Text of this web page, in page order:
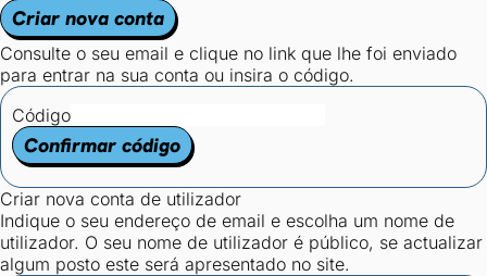
Criar nova conta
Consulte o seu email e clique no link que lhe foi enviado
para entrar na sua conta ou insira o código.
Código
Confirmar código
Criar nova conta de utilizador
Indique o seu endereço de email e escolha um nome de
utilizador. O seu nome de utilizador é público, se actualizar
algum posto este será apresentado no site.